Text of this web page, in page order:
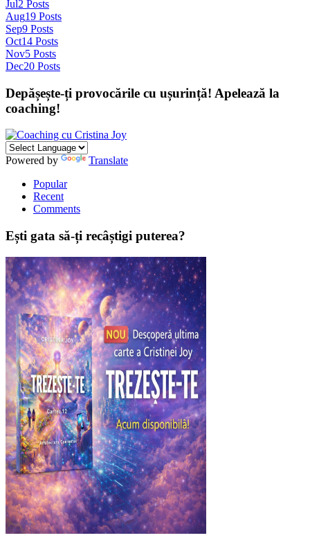
Jul2 Posts
Aug19 Posts
Sep9 Posts
Oct14 Posts
Nov5 Posts
Dec20 Posts
Depășește-ți provocările cu ușurință! Apelează la
coaching!
Powered by
Translate
Popular
Recent
Comments
Ești gata să-ți recâștigi puterea?